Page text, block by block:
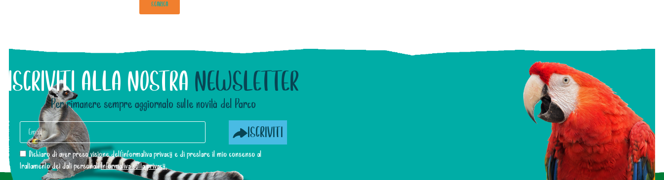
SCARICA
ISCRIVITI ALLA NOSTRA NEWSLETTER
Per rimanere sempre aggiornato sulle novità del Parco
Dichiaro di aver preso visione dell’informativa privacy e di prestare il mio consenso al
trattamento dei dati personaliInformativa sulla privacy.
ISCRIVITI